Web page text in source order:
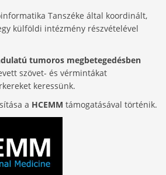
Tanszéke által koordinált,
külföldi intézmény részvételével
tumoros megbetegedésben
szövet- és vérmintákat
keressünk.
a HCEMM támogatásával történik.